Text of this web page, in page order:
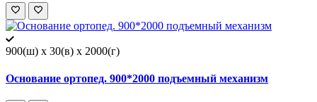
900(ш) x 30(в) x 2000(г)
Основание ортопед. 900*2000 подъемный механизм